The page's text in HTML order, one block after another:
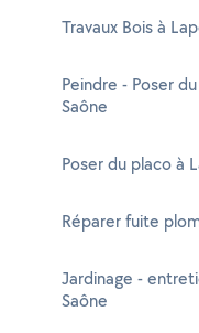
Travaux Bois à
Peindre - Poser
Saône
Poser du placo à
Réparer fuite
Jardinage -
Saône